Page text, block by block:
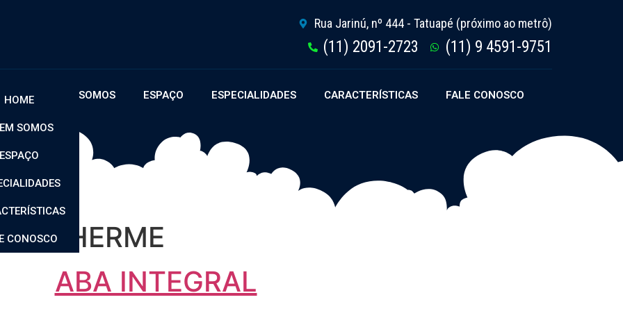
Rua Jarinú, nº 444 - Tatuapé (próximo ao metrô)
(11) 2091-2723 (11) 9 4591-9751
QUEM SOMOS ESPAÇO ESPECIALIDADES CARACTERÍSTICAS FALE CONOSCO
HOME
SOMOS
ESPAÇO
CONOSCO
ABA INTEGRAL